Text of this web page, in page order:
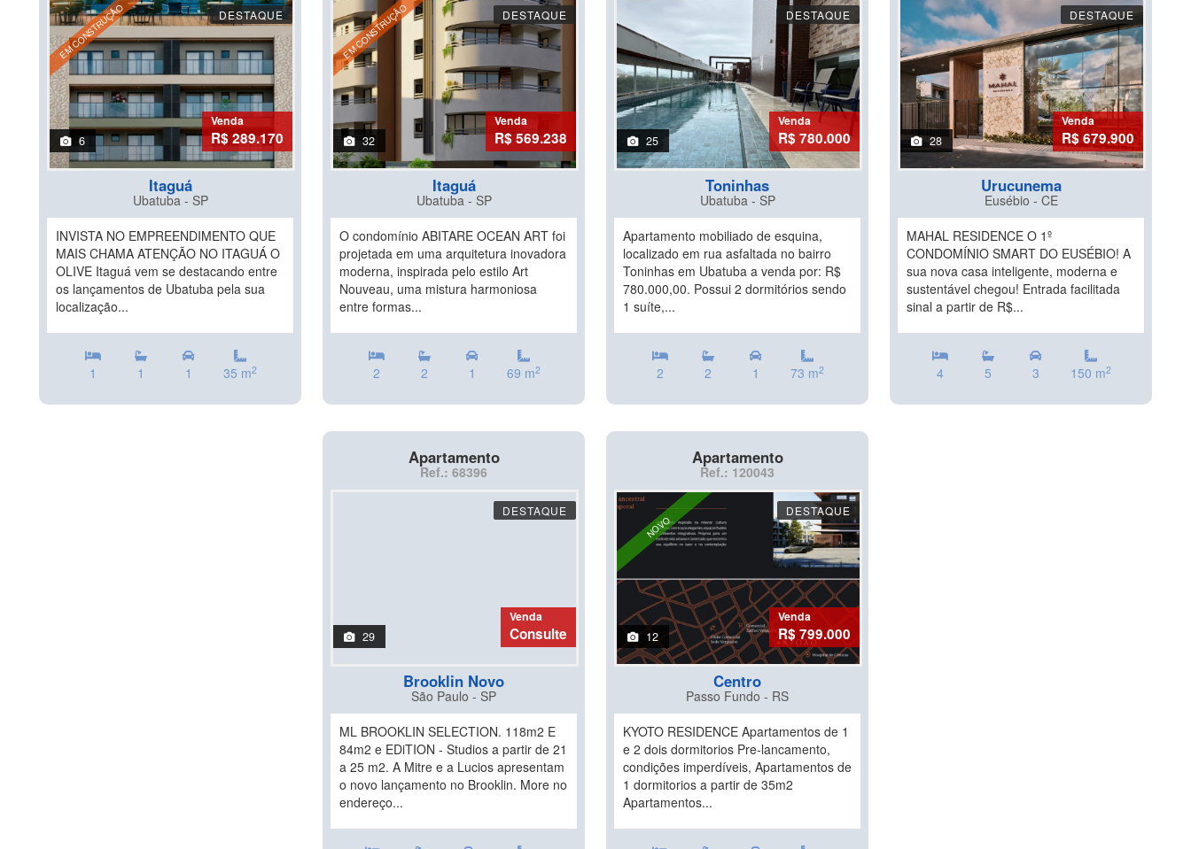
EM CONSTRUÇÃO DESTAQUE
6
Venda
R$ 289.170
Itaguá
Ubatuba - SP
INVISTA NO EMPREENDIMENTO QUE
MAIS CHAMA ATENÇÃO NO ITAGUÁ O
OLIVE Itaguá vem se destacando entre
os lançamentos de Ubatuba pela sua
localização...
1 1 1 35 m2
EM CONSTRUÇÃO DESTAQUE
32
Venda
R$ 569.238
Itaguá
Ubatuba - SP
O condomínio ABITARE OCEAN ART foi
projetada em uma arquitetura inovadora
moderna, inspirada pelo estilo Art
Nouveau, uma mistura harmoniosa
entre formas...
2 2 1 69 m2
DESTAQUE
25
Venda
R$ 780.000
Toninhas
Ubatuba - SP
Apartamento mobiliado de esquina,
localizado em rua asfaltada no bairro
Toninhas em Ubatuba a venda por: R$
780.000,00. Possui 2 dormitórios sendo
1 suíte,...
2 2 1 73 m2
DESTAQUE
28
Venda
R$ 679.900
Urucunema
Eusébio - CE
MAHAL RESIDENCE O 1º
CONDOMÍNIO SMART DO EUSÉBIO! A
sua nova casa inteligente, moderna e
sustentável chegou! Entrada facilitada
sinal a partir de R$...
4 5 3 150 m2
Apartamento
Ref.: 68396
DESTAQUE
29
Venda
Consulte
Brooklin Novo
São Paulo - SP
ML BROOKLIN SELECTION. 118m2 E
84m2 e EDiTION - Studios a partir de 21
a 25 m2. A Mitre e a Lucios apresentam
o novo lançamento no Brooklin. More no
endereço...
Apartamento
Ref.: 120043
NOVO
DESTAQUE
12
Venda
R$ 799.000
Centro
Passo Fundo - RS
KYOTO RESIDENCE Apartamentos de 1
e 2 dois dormitorios Pre-lancamento,
condições imperdíveis, Apartamentos de
1 dormitorios a partir de 35m2
Apartamentos...